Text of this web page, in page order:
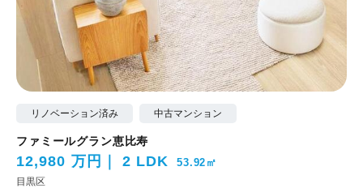
リノベーション済み 中古マンション
ファミールグラン恵比寿
12,980 万円 2 LDK 53.92㎡
目黒区